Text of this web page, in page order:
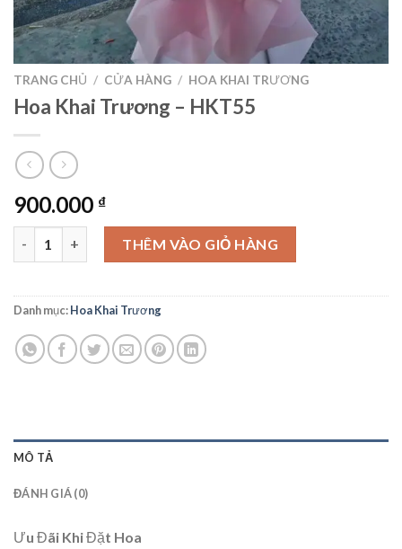
TRANG CHỦ / CỬA HÀNG / HOA KHAI TRƯƠNG
Hoa Khai Trương – HKT55
900.000 ₫
Hoa Khai Trương – HKT55 số lượng
THÊM VÀO GIỎ HÀNG
Danh mục:Hoa Khai Trương
MÔ TẢ
ĐÁNH GIÁ (0)
Ưu Đãi Khi Đặt Hoa